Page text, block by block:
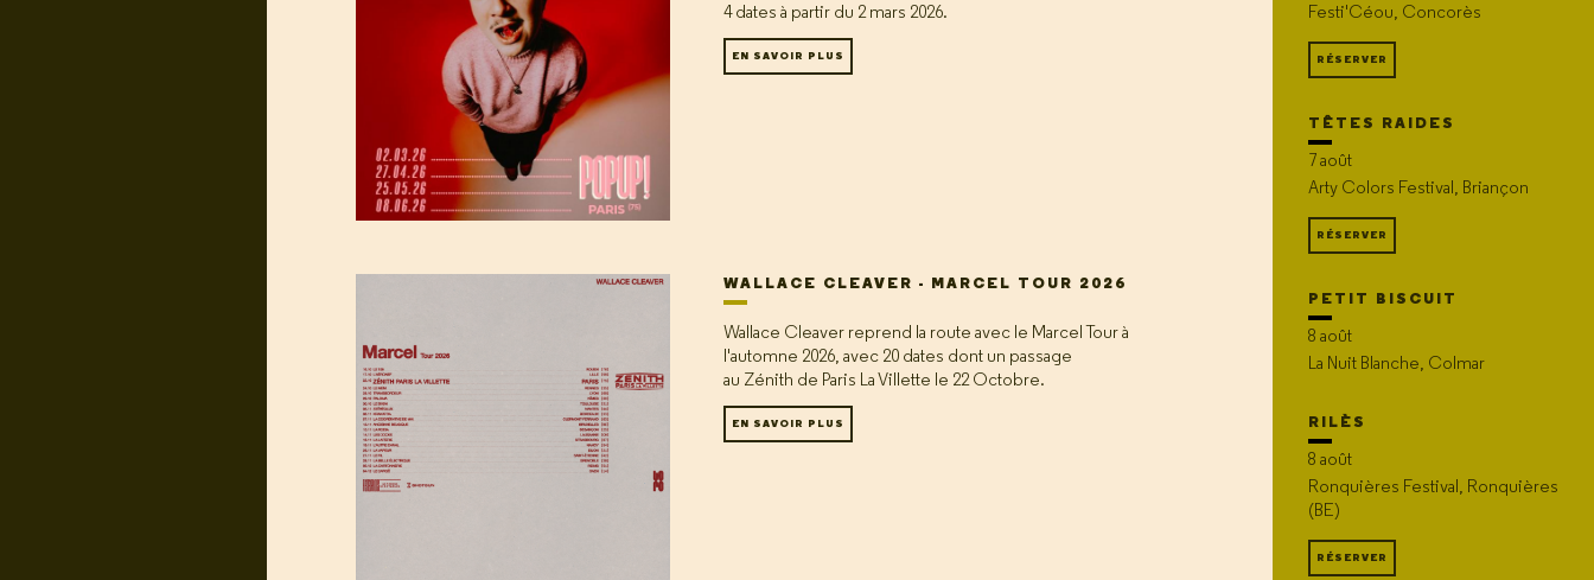
4 dates à partir du 2 mars 2026.
EN SAVOIR PLUS
WALLACE CLEAVER - MARCEL TOUR 2026
Wallace Cleaver reprend la route avec le Marcel Tour à
l'automne 2026, avec 20 dates dont un passage
au Zénith de Paris La Villette le 22 Octobre.
EN SAVOIR PLUS
Festi'Céou, Concorès
RÉSERVER
TÊTES RAIDES
7 août
Arty Colors Festival, Briançon
RÉSERVER
PETIT BISCUIT
8 août
La Nuit Blanche, Colmar
RILÈS
8 août
Ronquières Festival, Ronquières
(BE)
RÉSERVER